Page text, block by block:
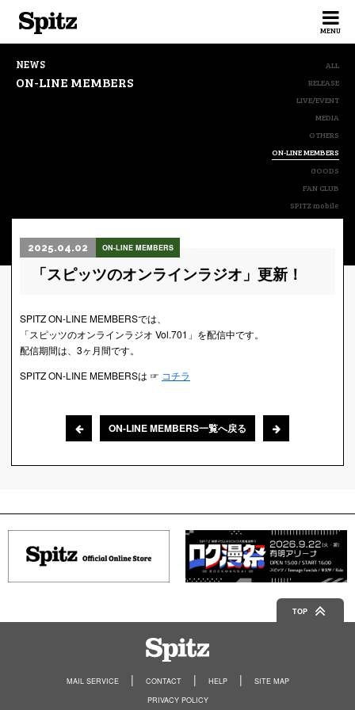
MENU
NEWS
ON-LINE MEMBERS
ALL
RELEASE
LIVE/EVENT
MEDIA
OTHERS
ON-LINE MEMBERS
GOODS
FAN CLUB
SPITZ mobile
2025.04.02 ON-LINE MEMBERS
「スピッツのオンラインラジオ」更新！
SPITZ ON-LINE MEMBERSでは、
「スピッツのオンラインラジオ Vol.701」を配信中です。
配信期間は、3ヶ月間です。
SPITZ ON-LINE MEMBERSは ☞ コチラ
ON-LINE MEMBERS一覧へ戻る
TOP
MAIL SERVICE CONTACT HELP
SITE MAP
PRIVACY POLICY